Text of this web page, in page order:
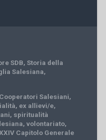
SDB, Storia della
Salesiana,
Cooperatori Salesiani,
, ex allievi/e,
, spiritualità
, volontariato,
Capitolo Generale